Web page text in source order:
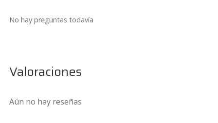
No hay preguntas todavía
Valoraciones
Aún no hay reseñas